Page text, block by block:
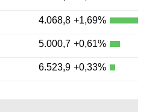
4.068,8 +1,69%
5.000,7 +0,61%
6.523,9 +0,33%